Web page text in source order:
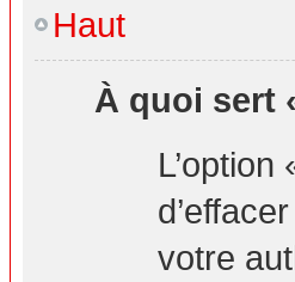
Haut
À quoi sert
votre